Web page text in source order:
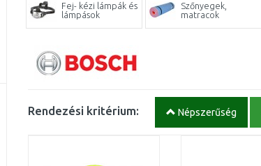
Fej- kézi lámpák és
lámpások
Szőnyegek,
matracok
Rendezési kritérium: Népszerűség